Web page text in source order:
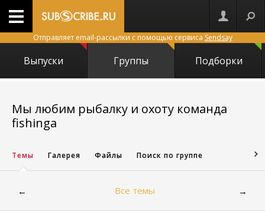
Отправляет email-рассылки с помощью сервиса Sendsay
Выпуски Группы Подборки
Мы любим рыбалку и охоту команда
fishinga
17538
Темы Галерея Файлы Поиск по группе
← Все темы →